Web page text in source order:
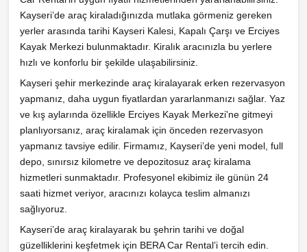
Kayseri’de araç kiraladığınızda mutlaka görmeniz gereken
yerler arasında tarihi Kayseri Kalesi, Kapalı Çarşı ve Erciyes
Kayak Merkezi bulunmaktadır. Kiralık aracınızla bu yerlere
hızlı ve konforlu bir şekilde ulaşabilirsiniz.
Kayseri şehir merkezinde araç kiralayarak erken rezervasyon
yapmanız, daha uygun fiyatlardan yararlanmanızı sağlar. Yaz
ve kış aylarında özellikle Erciyes Kayak Merkezi'ne gitmeyi
planlıyorsanız, araç kiralamak için önceden rezervasyon
yapmanız tavsiye edilir. Firmamız, Kayseri’de yeni model, full
depo, sınırsız kilometre ve depozitosuz araç kiralama
hizmetleri sunmaktadır. Profesyonel ekibimiz ile günün 24
saati hizmet veriyor, aracınızı kolayca teslim almanızı
sağlıyoruz.
Kayseri’de araç kiralayarak bu şehrin tarihi ve doğal
güzelliklerini keşfetmek için BERA Car Rental’i tercih edin.